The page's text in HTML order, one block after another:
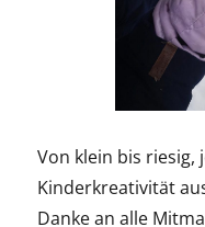
Von klein bis
Kinderkreativität
Danke an alle